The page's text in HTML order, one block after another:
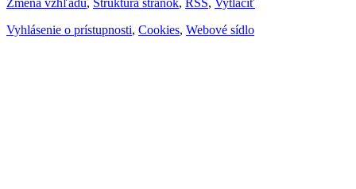
Vyhlásenie o prístupnosti, Cookies, Webové sídlo